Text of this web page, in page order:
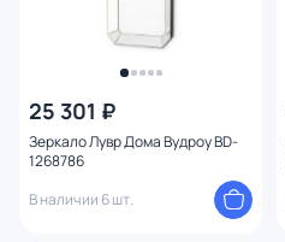
25 301 ₽
Зеркало Лувр Дома Вудроу BD-
1268786
В наличии 6 шт.